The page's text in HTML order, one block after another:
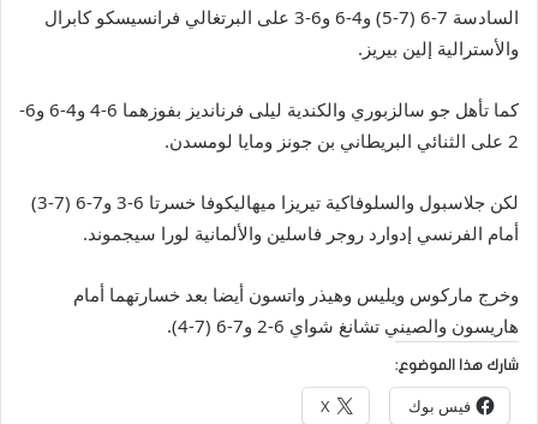
السادسة 7-6 (7-5) و4-6 و6-3 على البرتغالي فرانسيسكو كابرال
والأسترالية إلين بيريز.
كما تأهل جو سالزبوري والكندية ليلى فرنانديز بفوزهما 6-4 و4-6 و6-
2 على الثنائي البريطاني بن جونز ومايا لومسدن.
لكن جلاسبول والسلوفاكية تيريزا ميهاليكوفا خسرتا 6-3 و7-6 (7-3)
أمام الفرنسي إدوارد روجر فاسلين والألمانية لورا سيجموند.
وخرج ماركوس ويليس وهيذر واتسون أيضا بعد خسارتهما أمام
هاريسون والصيني تشانغ شواي 6-2 و7-6 (7-4).
شارك هذا الموضوع:
فيس بوك X